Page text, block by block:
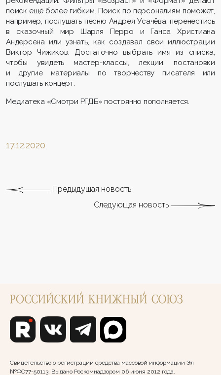
поиск ещё более гибким. Поиск по персоналиям поможет,
например, послушать песню Андрея Усачёва, перенестись
в сказочный мир Шарля Перро и Ганса Христиана
Андерсена или узнать, как создавал свои иллюстрации
Виктор Чижиков. Достаточно выбрать имя из списка,
чтобы увидеть мастер-классы, лекции, постановки
и другие материалы по творчеству писателя или
послушать концерт.
Медиатека «Смотри РГДБ» постоянно пополняется.
17.12.2020
Предыдущая новость
Следующая новость
Свидетельство о регистрации средства массовой информации Эл
№ФС77-50113. Выдано Роскомнадзором 06 июня 2012 года.